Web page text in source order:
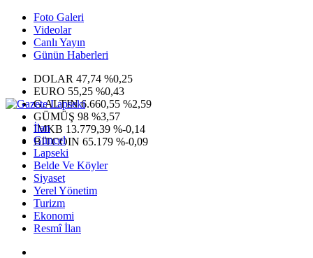
Foto Galeri
Videolar
Canlı Yayın
Günün Haberleri
DOLAR 47,74 %0,25
EURO 55,25 %0,43
G.ALTIN6.660,55 %2,59
GÜMÜŞ 98 %3,57
IMKB 13.779,39 %-0,14
BITCOIN 65.179 %-0,09
İlan
Güncel
Lapseki
Belde Ve Köyler
Siyaset
Yerel Yönetim
Turizm
Ekonomi
Resmî İlan